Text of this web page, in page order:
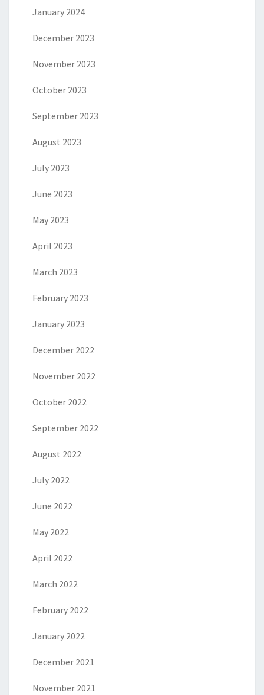
January 2024
December 2023
November 2023
October 2023
September 2023
August 2023
July 2023
June 2023
May 2023
April 2023
March 2023
February 2023
January 2023
December 2022
November 2022
October 2022
September 2022
August 2022
July 2022
June 2022
May 2022
April 2022
March 2022
February 2022
January 2022
December 2021
November 2021